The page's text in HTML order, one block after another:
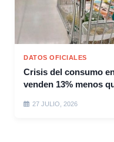
DATOS OFICIALES
Crisis del consumo
venden 13% menos
27 JULIO, 2026